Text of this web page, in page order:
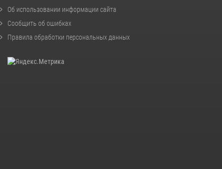
Об использовании информации сайта
Сообщить об ошибках
Правила обработки персональных данных